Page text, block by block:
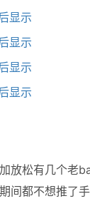
显示
显示
显示
显示
放松有几个老
间都不想推了